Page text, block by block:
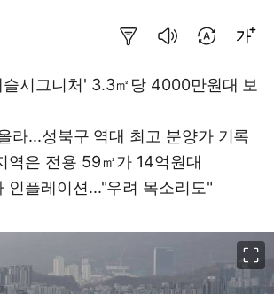
시그니처' 3.3㎡당 4000만원대 보
라...성북구 역대 최고 분양가 기록
역은 전용 59㎡가 14억원대
인플레이션..."우려 목소리도"